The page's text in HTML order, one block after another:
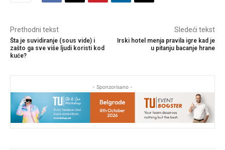
Prethodni tekst
Šta je suvidiranje (sous vide) i
zašto ga sve više ljudi koristi kod
kuće?
Sledeći tekst
Irski hotel menja pravila igre kad je
u pitanju bacanje hrane
- Sponzorisano -